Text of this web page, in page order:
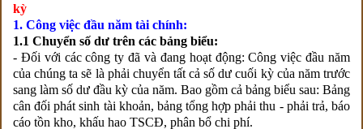
kỳ
1. Công việc đầu năm tài chính:
1.1 Chuyển số dư trên các bảng biểu:
- Đối với các công ty đã và đang hoạt động: Công việc đầu năm
của chúng ta sẽ là phải chuyển tất cả số dư cuối kỳ của năm trước
sang làm số dư đầu kỳ của năm. Bao gồm cả bảng biểu sau: Bảng
cân đối phát sinh tài khoản, bảng tổng hợp phải thu - phải trả, báo
cáo tồn kho, khấu hao TSCĐ, phân bổ chi phí.